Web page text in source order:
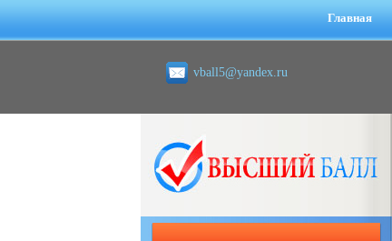
Главная
vball5@yandex.ru